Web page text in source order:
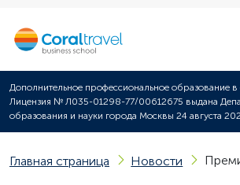
Дополнительное профессиональное образование в
Лицензия № Л035-01298-77/00612675 выдана
образования и науки города Москвы 24 августа
Главная страница Новости